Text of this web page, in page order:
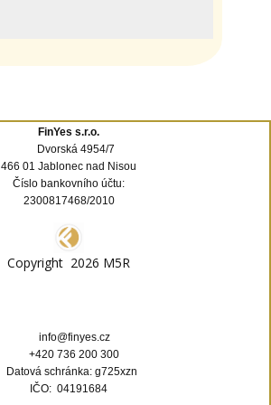
FinYes s.r.o.
Dvorská 4954/7
466 01 Jablonec nad Nisou
Číslo bankovního účtu:
2300817468/2010
Copyright 2026 M5R
info@finyes.cz
+420 736 200 300
Datová schránka: g725xzn
IČO: 04191684